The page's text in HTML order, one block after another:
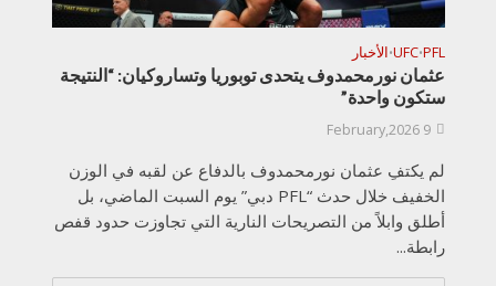
PFL
•
UFC
•الأخبار
عثمان نورمحمدوف يتحدى توبوريا وتساروكيان: “النتيجة
ستكون واحدة”
9 February,2026
لم يكتفِ عثمان نورمحمدوف بالدفاع عن لقبه في الوزن
الخفيف خلال حدث “PFL دبي” يوم السبت الماضي، بل
أطلق وابلاً من التصريحات النارية التي تجاوزت حدود قفص
رابطة...